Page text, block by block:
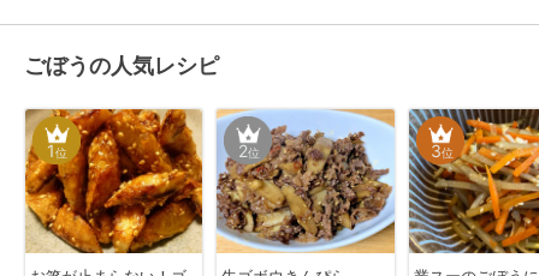
ごぼうの人気レシピ
1位 2位 3位